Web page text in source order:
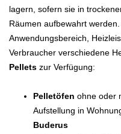
lagern, sofern sie in
Räumen aufbewahrt
Anwendungsbereich,
Verbraucher verschiedene
Pellets zur Verfügung:
Pelletöfen ohne oder
Aufstellung in
Buderus